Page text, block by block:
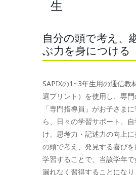
生
自分の頭で考え、
ぶ力を身につける
SAPIXの1~3年生用の通信教
選プリント）を使用し、専
「専門指導員」がお子さま
ら、日々の学習サポート、
け、思考力・記述力の向上
の頭で考え、発見する喜び
学習することで、当該学年
漏れなく習得することになり